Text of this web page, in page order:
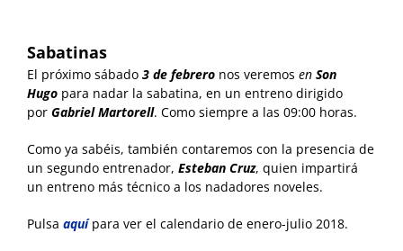
Sabatinas
El próximo sábado 3 de febrero nos veremos en Son
Hugo para nadar la sabatina, en un entreno dirigido
por Gabriel Martorell. Como siempre a las 09:00 horas.
Como ya sabéis, también contaremos con la presencia de
un segundo entrenador, Esteban Cruz, quien impartirá
un entreno más técnico a los nadadores noveles.
Pulsa aquípara ver el calendario de enero-julio 2018.